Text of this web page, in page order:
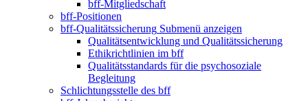
bff-Mitgliedschaft
bff-Positionen
bff-Qualitätssicherung Submenü anzeigen
Qualitätsentwicklung und Qualitätssicherung
Ethikrichtlinien im bff
Qualitätsstandards für die psychosoziale
Begleitung
Schlichtungsstelle des bff